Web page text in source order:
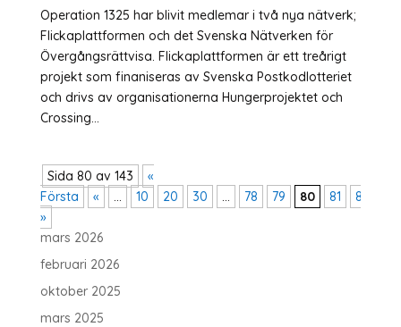
Operation 1325 har blivit medlemar i två nya nätverk;
Flickaplattformen och det Svenska Nätverken för
Övergångsrättvisa. Flickaplattformen är ett treårigt
projekt som finaniseras av Svenska Postkodlotteriet
och drivs av organisationerna Hungerprojektet och
Crossing...
Sida 80 av 143
«
Första
« ... 10 20 30 ... 78 79 80 81 82
»
mars 2026
februari 2026
oktober 2025
mars 2025